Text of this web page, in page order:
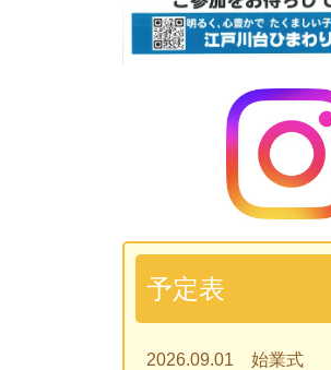
予定表
2026.09.01 始業式